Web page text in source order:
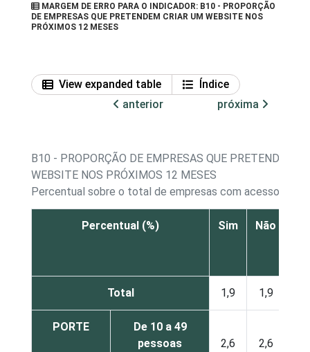
MARGEM DE ERRO PARA O INDICADOR: B10 - PROPORÇÃO
DE EMPRESAS QUE PRETENDEM CRIAR UM WEBSITE NOS
PRÓXIMOS 12 MESES
View expanded table
Índice
anterior
próxima
B10 - PROPORÇÃO DE EMPRESAS QUE PRETENDEM
WEBSITE NOS PRÓXIMOS 12 MESES
Percentual sobre o total de empresas com acesso a
Percentual (%) Sim Não
Total 1,9 1,9
PORTE
De 10 a 49
pessoas
2,6 2,6